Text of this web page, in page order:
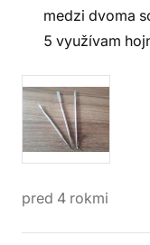
medzi dvoma
5 využívam
pred 4 rokmi